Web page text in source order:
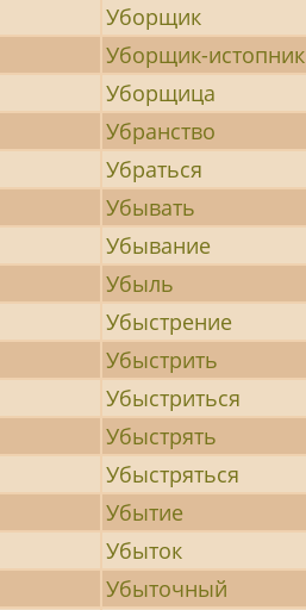
Уборщик
Уборщик-истопник
Уборщица
Убранство
Убраться
Убывать
Убывание
Убыль
Убыстрение
Убыстрить
Убыстриться
Убыстрять
Убыстряться
Убытие
Убыток
Убыточный